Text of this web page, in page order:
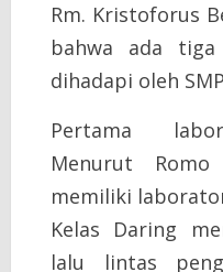
Rm. Kristoforus
bahwa ada
dihadapi oleh
Pertama
Menurut
memiliki
Kelas Daring
lalu lintas